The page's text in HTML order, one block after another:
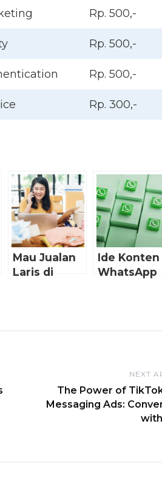
Rp. 500,-
Rp. 500,-
Rp. 500,-
Rp. 300,-
Mau Jualan
Laris di
Ide Konten
WhatsApp
Pelanggan
NEXT
The Power of
Messaging Ads: